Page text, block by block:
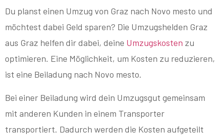
Du planst einen Umzug von Graz nach Novo mesto und
möchtest dabei Geld sparen? Die Umzugshelden Graz
aus Graz helfen dir dabei, deine Umzugskosten zu
optimieren. Eine Möglichkeit, um Kosten zu reduzieren,
ist eine Beiladung nach Novo mesto.
Bei einer Beiladung wird dein Umzugsgut gemeinsam
mit anderen Kunden in einem Transporter
transportiert. Dadurch werden die Kosten aufgeteilt